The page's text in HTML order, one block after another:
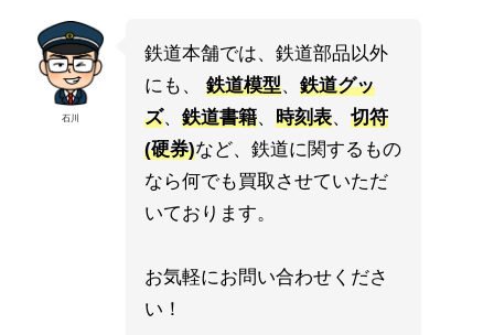
石川
鉄道本舗では、鉄道部品以外
にも、 鉄道模型、 鉄道グッ
ズ、 鉄道書籍、 時刻表、 切符
(硬券)など、鉄道に関するもの
なら何でも買取させていただ
いております。
お気軽にお問い合わせくださ
い！